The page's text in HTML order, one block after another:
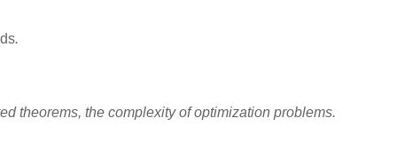
.
theorems, the complexity of optimization problems.